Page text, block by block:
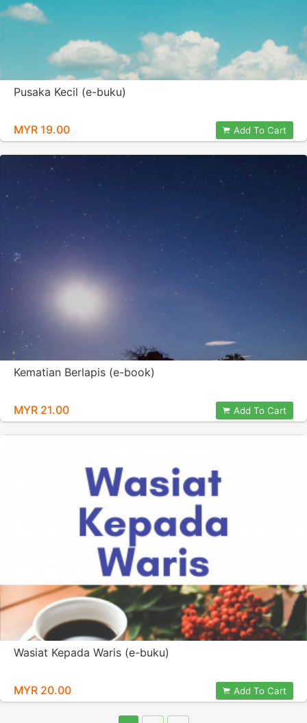
Pusaka Kecil (e-buku)
MYR 19.00 Add To Cart
Kematian Berlapis (e-book)
MYR 21.00 Add To Cart
Wasiat Kepada Waris (e-buku)
MYR 20.00 Add To Cart